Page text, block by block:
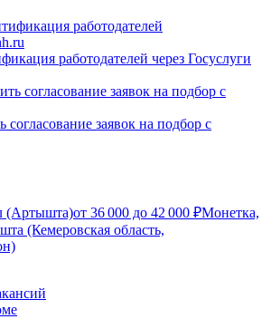
работодателей через Госуслуги
согласование заявок на подбор с
(Артышта)от 36 000 до 42 000 ₽Монетка,
(Кемеровская область,